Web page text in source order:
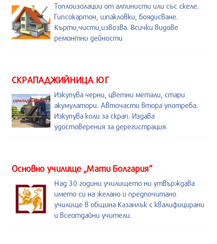
Топлоизолации от алпинисти или със скеле.
Гипсокартон, шпакловки, боядисване.
Кърти,чисти,извозва. Всички видове
ремонтни дейности
СКРАПАДЖИЙНИЦА ЮГ
Изкупува черни, цветни метали, стари
акумулатори. Авточасти втора употреба.
Изкупува коли за скрап. Издава
удостоверения за дерегистрация.
Основно училище „Мати Болгария“
Над 30 години училището ни утвърждава
името си на желано и предпочитано
училище в община Казанлък с квалифицирани
и всеотдайни учители.